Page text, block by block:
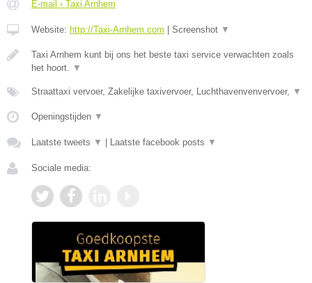
E-mail › Taxi Arnhem
Website: http://Taxi-Arnhem.com Screenshot ▼
Taxi Arnhem kunt bij ons het beste taxi service verwachten zoals
het hoort.
▼
Straattaxi vervoer, Zakelijke taxivervoer, Luchthavenvenvervoer, ▼
Openingstijden ▼
Laatste tweets ▼ Laatste facebook posts ▼
Sociale media: